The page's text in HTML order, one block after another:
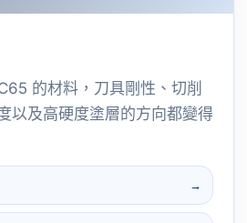
的材料，刀具剛性、切削
以及高硬度塗層的方向都變得